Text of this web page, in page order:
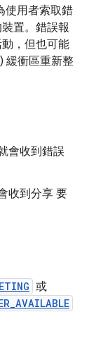
使用者索取錯
裝置。錯誤報
，但也可能
緩衝區重新整
會收到錯誤
收到分享 要
或